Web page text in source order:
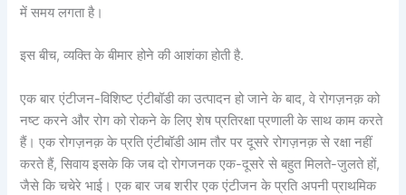
में समय लगता है।
इस बीच, व्यक्ति के बीमार होने की आशंका होती है.
एक बार एंटीजन-विशिष्ट एंटीबॉडी का उत्पादन हो जाने के बाद, वे रोगज़नक़ को
नष्ट करने और रोग को रोकने के लिए शेष प्रतिरक्षा प्रणाली के साथ काम करते
हैं। एक रोगज़नक़ के प्रति एंटीबॉडी आम तौर पर दूसरे रोगज़नक़ से रक्षा नहीं
करते हैं, सिवाय इसके कि जब दो रोगजनक एक-दूसरे से बहुत मिलते-जुलते हों,
जैसे कि चचेरे भाई। एक बार जब शरीर एक एंटीजन के प्रति अपनी प्राथमिक